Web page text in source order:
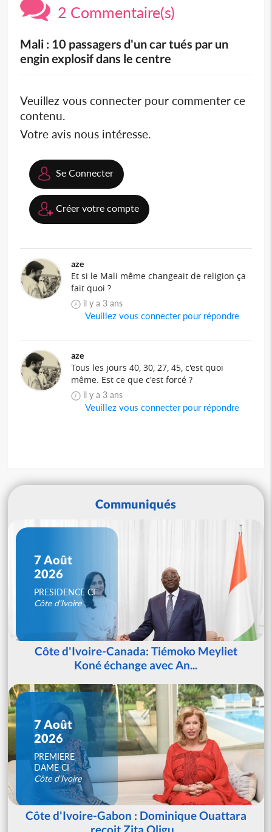
2 Commentaire(s)
Mali : 10 passagers d'un car tués par un
engin explosif dans le centre
Veuillez vous connecter pour commenter ce
contenu.
Votre avis nous intéresse.
Se Connecter
Créer votre compte
aze
Et si le Mali même changeait de religion ça
fait quoi ?
il y a 3 ans
Veuillez vous connecter pour répondre
aze
Tous les jours 40, 30, 27, 45, c'est quoi
même. Est ce que c'est forcé ?
il y a 3 ans
Veuillez vous connecter pour répondre
Communiqués
7 Août
2026
PRESIDENCE CI
Côte d'Ivoire
Côte d'Ivoire-Canada: Tiémoko Meyliet
Koné échange avec An...
7 Août
2026
PREMIERE
DAME CI
Côte d'Ivoire
Côte d'Ivoire-Gabon : Dominique Ouattara